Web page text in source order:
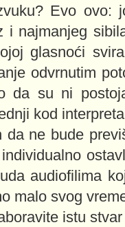
Evo ovo:
i najmanjeg
glasnoći
odvrnutim
da su ni
kod
da ne bude
audiofilima
malo svog
istu